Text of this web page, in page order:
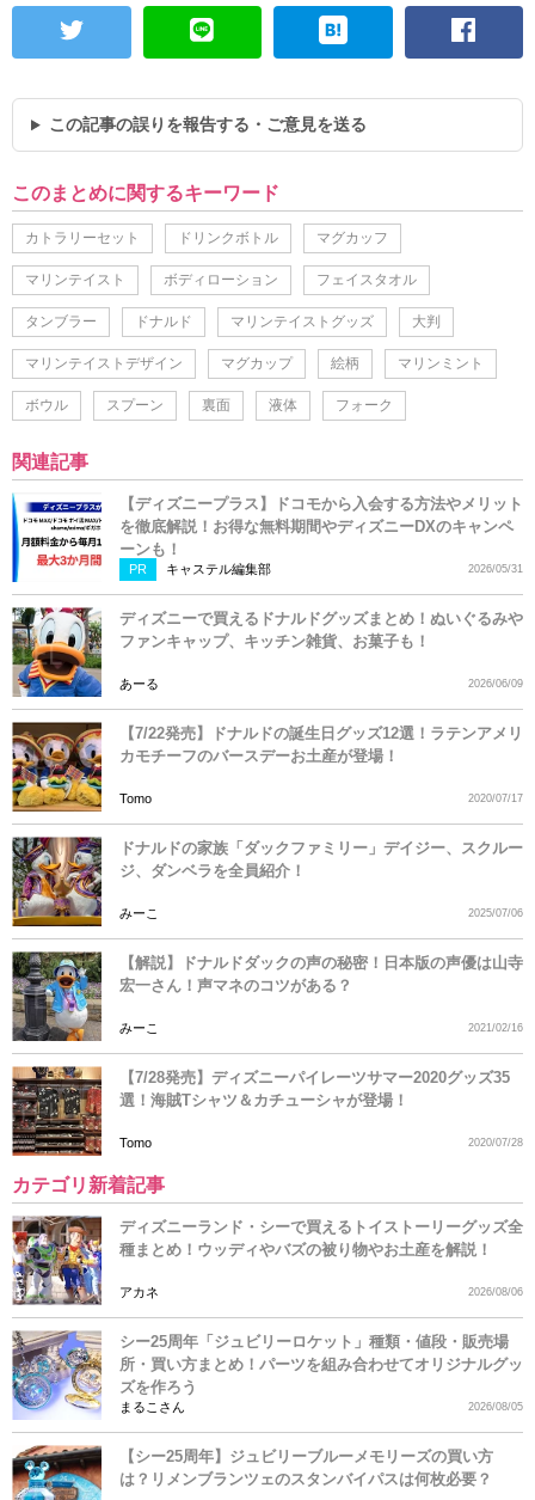
この記事の誤りを報告する・ご意見を送る
このまとめに関するキーワード
カトラリーセット ドリンクボトル マグカッフ
マリンテイスト ボディローション フェイスタオル
タンブラー ドナルド マリンテイストグッズ 大判
マリンテイストデザイン マグカップ 絵柄 マリンミント
ボウル スプーン 裏面 液体 フォーク
関連記事
【ディズニープラス】ドコモから入会する方法やメリット
を徹底解説！お得な無料期間やディズニーDXのキャンペ
ーンも！
PR キャステル編集部 2026/05/31
ディズニーで買えるドナルドグッズまとめ！ぬいぐるみや
ファンキャップ、キッチン雑貨、お菓子も！
あーる 2026/06/09
【7/22発売】ドナルドの誕生日グッズ12選！ラテンアメリ
カモチーフのバースデーお土産が登場！
Tomo 2020/07/17
ドナルドの家族「ダックファミリー」デイジー、スクルー
ジ、ダンベラを全員紹介！
みーこ 2025/07/06
【解説】ドナルドダックの声の秘密！日本版の声優は山寺
宏一さん！声マネのコツがある？
みーこ 2021/02/16
【7/28発売】ディズニーパイレーツサマー2020グッズ35
選！海賊Tシャツ＆カチューシャが登場！
Tomo 2020/07/28
カテゴリ新着記事
ディズニーランド・シーで買えるトイストーリーグッズ全
種まとめ！ウッディやバズの被り物やお土産を解説！
アカネ 2026/08/06
シー25周年「ジュビリーロケット」種類・値段・販売場
所・買い方まとめ！パーツを組み合わせてオリジナルグッ
ズを作ろう
まるこさん 2026/08/05
【シー25周年】ジュビリーブルーメモリーズの買い方
は？リメンブランツェのスタンバイパスは何枚必要？